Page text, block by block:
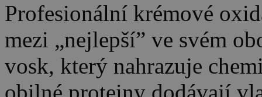
Profesionální krémové
mezi „nejlepší” ve svém
vosk, který nahrazuje